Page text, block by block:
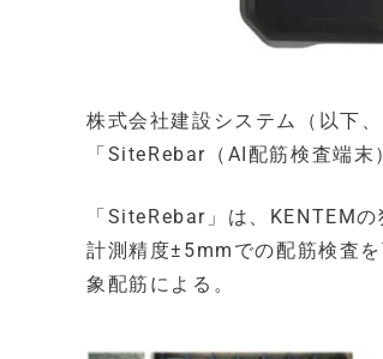
株式会社建設システム（以下
「SiteRebar（AI配筋検査端
「SiteRebar」は、KENTEM
計測精度±5mmでの配筋検査
象配筋による。